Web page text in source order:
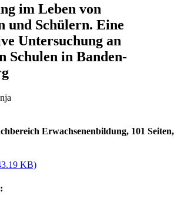
im Leben von
und Schülern. Eine
Untersuchung an
Schulen in Banden-
Erwachsenenbildung, 101 Seiten,
KB)